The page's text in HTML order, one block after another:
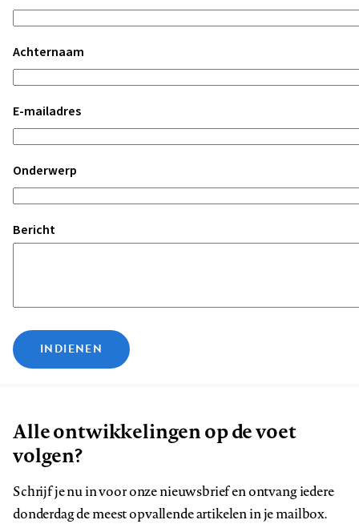
Achternaam
E-mailadres
Onderwerp
Bericht
INDIENEN
Alle ontwikkelingen op de voet
volgen?
Schrijf je nu in voor onze nieuwsbrief en ontvang iedere
donderdag de meest opvallende artikelen in je mailbox.